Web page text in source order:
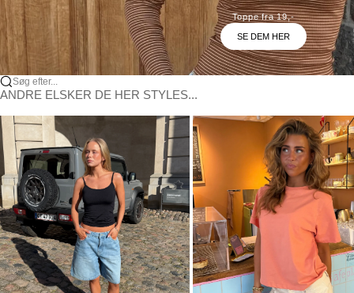
Toppe fra 19,-
SE DEM HER
Søg efter...
ANDRE ELSKER DE HER STYLES...